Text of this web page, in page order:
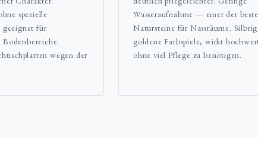
spezielle
geeignet für
wegen der
Wasseraufnahme — einer der
Natursteine für Nassräume.
goldene Farbspiele, wirkt
ohne viel Pflege zu benötigen.